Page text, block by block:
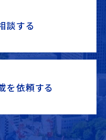
談する
を依頼する